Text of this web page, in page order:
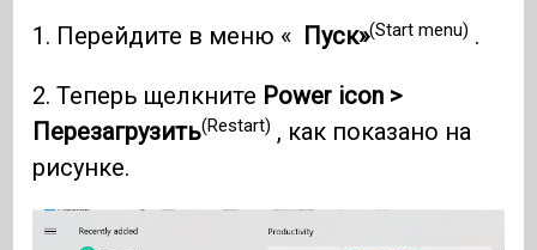
1. Перейдите в меню « Пуск»(Start menu) .
2. Теперь щелкните Power icon >
Перезагрузить(Restart) , как показано на
рисунке.